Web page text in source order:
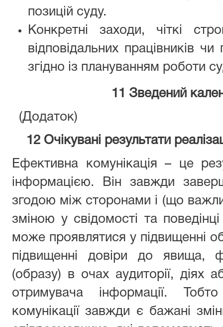
позицій суду.
Конкретні заходи, чіткі
відповідальних працівників
згідно із плануванням роботи
11 Зведений
(Додаток)
12 Очікувані результати
Ефективна комунікація – це
інформацією. Він завжди
згодою між сторонами і (що
зміною у свідомості та
може проявлятися у підвищенні
підвищенні довіри до явища,
(образу) в очах аудиторії, діях
отримувача інформації.
комунікації завжди є бажані